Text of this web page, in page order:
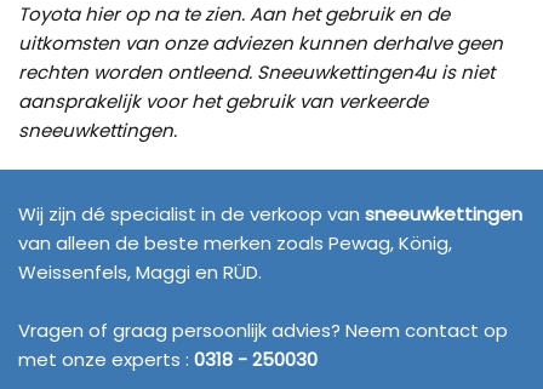
Toyota hier op na te zien. Aan het gebruik en de
uitkomsten van onze adviezen kunnen derhalve geen
rechten worden ontleend. Sneeuwkettingen4u is niet
aansprakelijk voor het gebruik van verkeerde
sneeuwkettingen.
Wij zijn dé specialist in de verkoop van sneeuwkettingen
van alleen de beste merken zoals Pewag, König,
Weissenfels, Maggi en RÜD.
Vragen of graag persoonlijk advies? Neem contact op
met onze experts : 0318 - 250030